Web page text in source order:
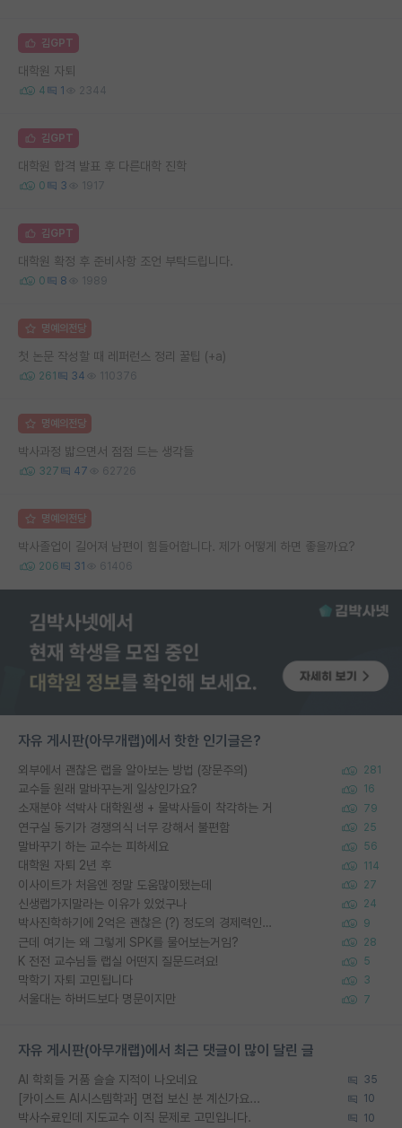
김GPT
대학원 자퇴
4 1 2344
김GPT
대학원 합격 발표 후 다른대학 진학
0 3 1917
김GPT
대학원 확정 후 준비사항 조언 부탁드립니다.
0 8 1989
명예의전당
첫 논문 작성할 때 레퍼런스 정리 꿀팁 (+a)
261 34 110376
명예의전당
박사과정 밟으면서 점점 드는 생각들
327 47 62726
명예의전당
박사졸업이 길어져 남편이 힘들어합니다. 제가 어떻게 하면 좋을까요?
206 31 61406
자유 게시판(아무개랩)에서 핫한 인기글은?
외부에서 괜찮은 랩을 알아보는 방법 (장문주의) 281
교수들 원래 말바꾸는게 일상인가요? 16
소재분야 석박사 대학원생 + 물박사들이 착각하는 거 79
연구실 동기가 경쟁의식 너무 강해서 불편함 25
말바꾸기 하는 교수는 피하세요 56
대학원 자퇴 2년 후 114
이사이트가 처음엔 정말 도움많이됐는데 27
신생랩가지말라는 이유가 있었구나 24
박사진학하기에 2억은 괜찮은 (?) 정도의 경제력인가요 9
근데 여기는 왜 그렇게 SPK를 물어보는거임? 28
K 전전 교수님들 랩실 어떤지 질문드려요! 5
막학기 자퇴 고민됩니다 3
서울대는 하버드보다 명문이지만 7
자유 게시판(아무개랩)에서 최근 댓글이 많이 달린 글
AI 학회들 거품 슬슬 지적이 나오네요 35
[카이스트 AI시스템학과] 면접 보신 분 계신가요... 10
박사수료인데 지도교수 이직 문제로 고민입니다. 10